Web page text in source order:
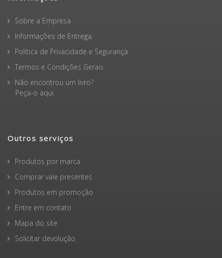
Sobre a Empresa
Informações de Entrega
Política de Privacidade e Segurança
Termos e Condições Gerais
Não encontrou um livro?
Peça-o aqui
Outros serviços
Produtos por marca
Comprar vale presentes
Produtos em promoção
Entre em contato
Mapa do site
Solicitar devolução